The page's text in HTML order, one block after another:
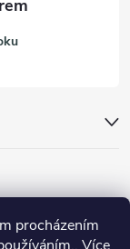
procházením